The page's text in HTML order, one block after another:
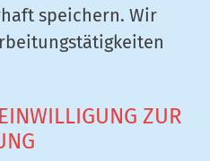
speichern. Wir
ZUR